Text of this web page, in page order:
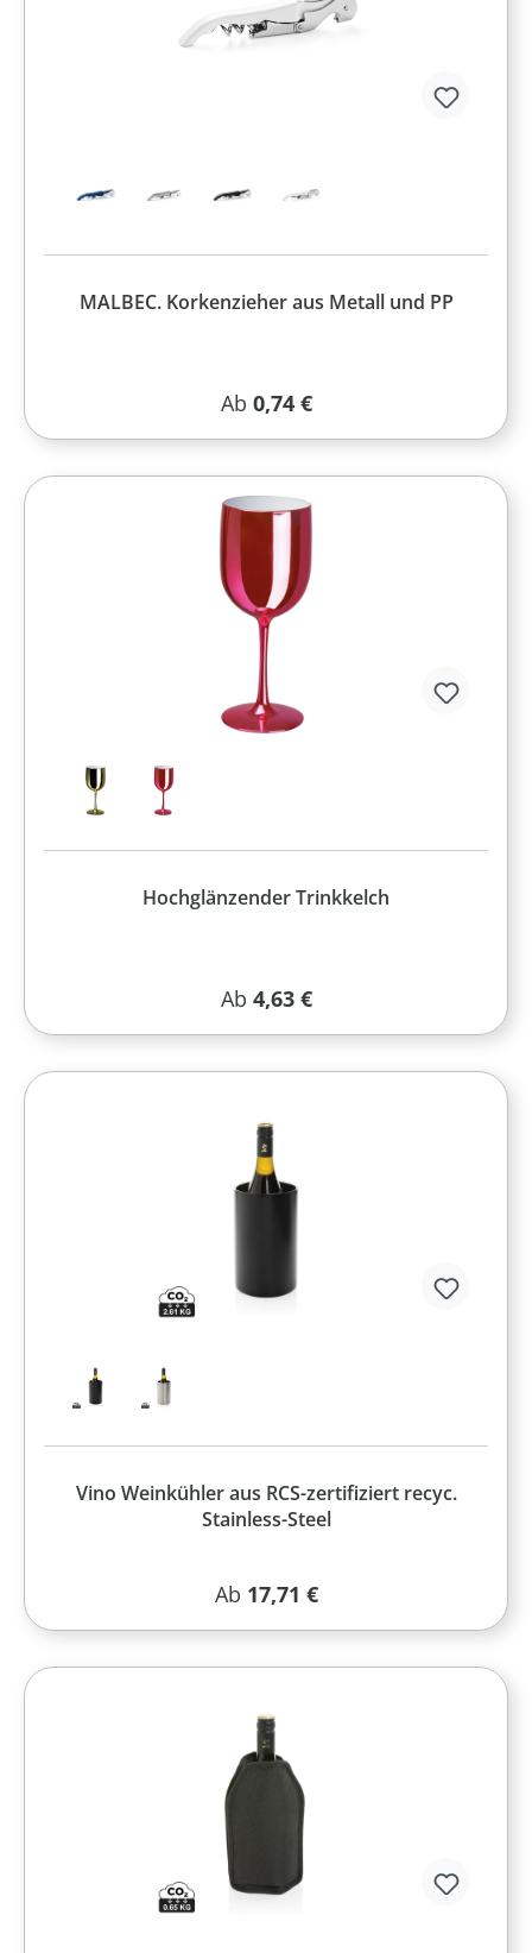
MALBEC. Korkenzieher aus Metall und PP
Regulärer Preis:
Ab 0,74 €
Hochglänzender Trinkkelch
Regulärer Preis:
Ab 4,63 €
Vino Weinkühler aus RCS-zertifiziert recyc.
Stainless-Steel
Regulärer Preis:
Ab 17,71 €